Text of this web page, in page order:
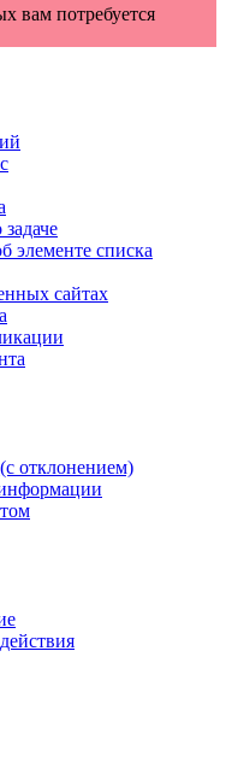
вам потребуется
элементе списка
сайтах
отклонением)